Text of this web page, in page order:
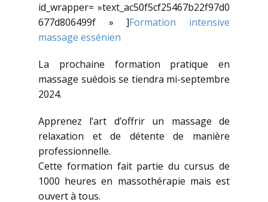
id_wrapper= »text_ac50f5cf25467b22f97d0
677d806499f » ]Formation intensive
massage essénien
La prochaine formation pratique en
massage suédois se tiendra mi-septembre
2024.
Apprenez l’art d’offrir un massage de
relaxation et de détente de manière
professionnelle.
Cette formation fait partie du cursus de
1000 heures en massothérapie mais est
ouvert à tous.